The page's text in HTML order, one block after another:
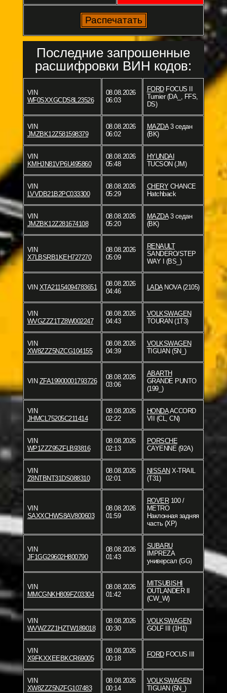
Последние запрошенные
расшифровки ВИН кодов:
VIN
WF0SXXGCDS8L23526
08.08.2026
06:03
FORDFOCUS II
Turnier (DA_, FFS,
DS)
VIN
JMZBK12Z581598379
08.08.2026
06:02
MAZDA3 седан
(BK)
VIN
KMHJN81VP6U495860
08.08.2026
05:48
HYUNDAI
TUCSON (JM)
VIN
LVVDB21B2PC033300
08.08.2026
05:29
CHERYCHANCE
Hatchback
VIN
JMZBK12Z281674108
08.08.2026
05:20
MAZDA3 седан
(BK)
VIN
X7LBSRB1KEH727270
08.08.2026
05:09
RENAULT
SANDERO/STEP
WAY I (BS_)
VIN XTA21154094783651
08.08.2026
04:46
LADANOVA (2105)
VIN
WVGZZZ1TZ8W002247
08.08.2026
04:43
VOLKSWAGEN
TOURAN (1T3)
VIN
XW8ZZZ5NZCG104155
08.08.2026
04:39
VOLKSWAGEN
TIGUAN (5N_)
VIN ZFA19900001793726
08.08.2026
03:06
ABARTH
GRANDE PUNTO
(199_)
VIN
JHMCL75205C211414
08.08.2026
02:22
HONDAACCORD
VII (CL, CN)
VIN
WP1ZZZ95ZFLB93816
08.08.2026
02:13
PORSCHE
CAYENNE (92A)
VIN
Z8NTBNT31DS088310
08.08.2026
02:01
NISSAN X-TRAIL
(T31)
VIN
SAXXCHWS8AV800603
08.08.2026
01:59
ROVER100 /
METRO
Наклонная задняя
часть (XP)
VIN
JF1GG29602H800790
08.08.2026
01:43
SUBARU
IMPREZA
универсал (GG)
VIN
MMCGNKH809FZ03304
08.08.2026
01:42
MITSUBISHI
OUTLANDER II
(CW_W)
VIN
WVWZZZ1HZTW189018
08.08.2026
00:30
VOLKSWAGEN
GOLF III (1H1)
VIN
X9FKXXEEBKCR69005
08.08.2026
00:18
FORDFOCUS III
VIN
XW8ZZZ5NZFG107483
08.08.2026
00:14
VOLKSWAGEN
TIGUAN (5N_)